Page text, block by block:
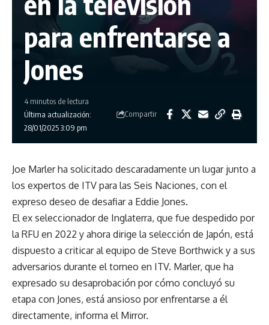
para enfrentarse a
Jones
Última actualización:
28/01/2025 3:09 pm
4 minutos de lectura
Compartir
Joe Marler ha solicitado descaradamente un lugar junto a
los expertos de ITV para las Seis Naciones, con el
expreso deseo de desafiar a Eddie Jones.
El ex seleccionador de Inglaterra, que fue despedido por
la RFU en 2022 y ahora dirige la selección de Japón, está
dispuesto a criticar al equipo de Steve Borthwick y a sus
adversarios durante el torneo en ITV. Marler, que ha
expresado su desaprobación por cómo concluyó su
etapa con Jones, está ansioso por enfrentarse a él
directamente, informa el Mirror.